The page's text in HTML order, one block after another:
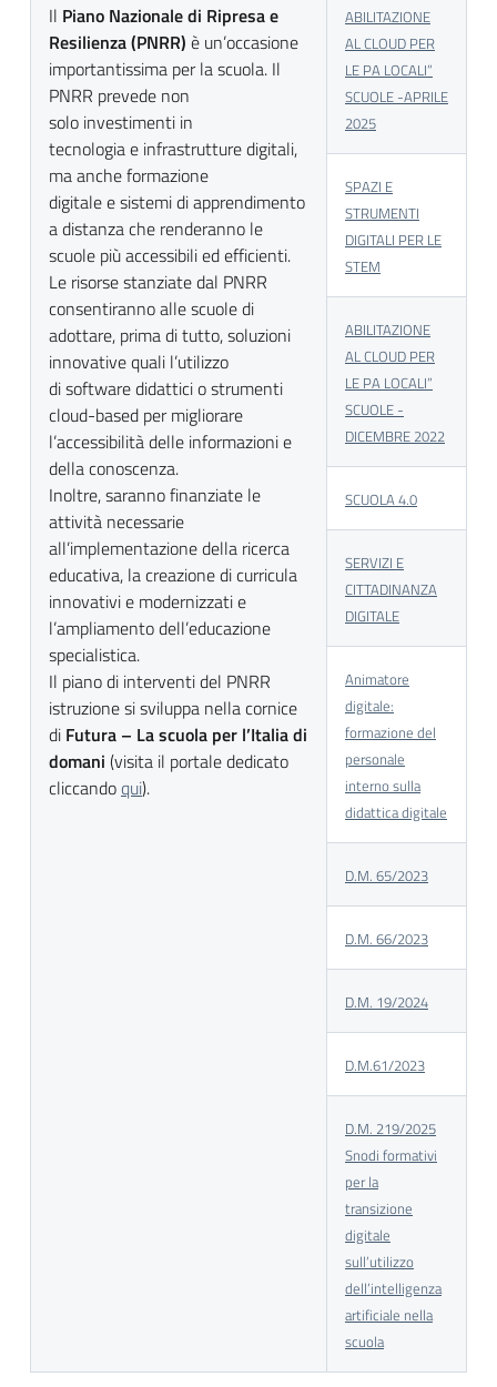
Il Piano Nazionale di Ripresa e
Resilienza (PNRR) è un’occasione
importantissima per la scuola. Il
PNRR prevede non
solo investimenti in
tecnologia e infrastrutture digitali,
ma anche formazione
digitale e sistemi di apprendimento
a distanza che renderanno le
scuole più accessibili ed efficienti.
Le risorse stanziate dal PNRR
consentiranno alle scuole di
adottare, prima di tutto, soluzioni
innovative quali l’utilizzo
di software didattici o strumenti
cloud-based per migliorare
l’accessibilità delle informazioni e
della conoscenza.
Inoltre, saranno finanziate le
attività necessarie
all’implementazione della ricerca
educativa, la creazione di curricula
innovativi e modernizzati e
l’ampliamento dell’educazione
specialistica.
Il piano di interventi del PNRR
istruzione si sviluppa nella cornice
di Futura – La scuola per l’Italia di
domani (visita il portale dedicato
cliccandoqui).
ABILITAZIONE
AL CLOUD PER
LE PA LOCALI”
SCUOLE -APRILE
2025
SPAZI E
STRUMENTI
DIGITALI PER LE
STEM
ABILITAZIONE
AL CLOUD PER
LE PA LOCALI”
SCUOLE -
DICEMBRE 2022
SCUOLA 4.0
SERVIZI E
CITTADINANZA
DIGITALE
Animatore
digitale:
formazione del
personale
interno sulla
didattica digitale
D.M. 65/2023
D.M. 66/2023
D.M. 19/2024
D.M.61/2023
D.M. 219/2025
Snodi formativi
per la
transizione
digitale
sull’utilizzo
dell’intelligenza
artificiale nella
scuola